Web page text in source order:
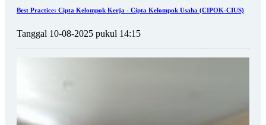
Best Practice: Cipta Kelompok Kerja - Cipta Kelompok Usaha (CIPOK-CIUS)
Tanggal 10-08-2025 pukul 14:15